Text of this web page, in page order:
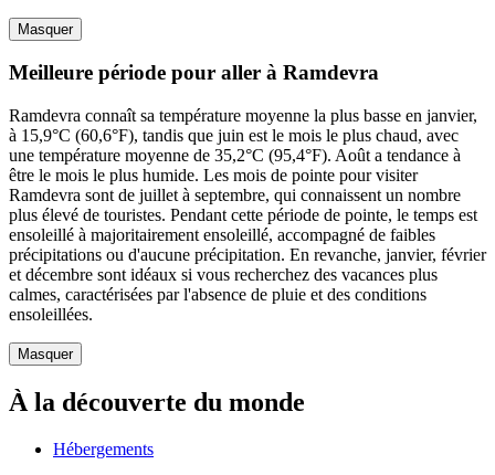
Masquer
Meilleure période pour aller à Ramdevra
Ramdevra connaît sa température moyenne la plus basse en janvier,
à 15,9°C (60,6°F), tandis que juin est le mois le plus chaud, avec
une température moyenne de 35,2°C (95,4°F). Août a tendance à
être le mois le plus humide. Les mois de pointe pour visiter
Ramdevra sont de juillet à septembre, qui connaissent un nombre
plus élevé de touristes. Pendant cette période de pointe, le temps est
ensoleillé à majoritairement ensoleillé, accompagné de faibles
précipitations ou d'aucune précipitation. En revanche, janvier, février
et décembre sont idéaux si vous recherchez des vacances plus
calmes, caractérisées par l'absence de pluie et des conditions
ensoleillées.
Masquer
À la découverte du monde
Hébergements